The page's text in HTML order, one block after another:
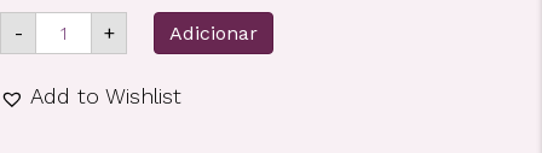
-
Quantidade
para
Sabonetes
+ Adicionar
Add to Wishlist